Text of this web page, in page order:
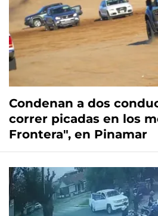
Condenan a dos
correr picadas en los
Frontera", en Pinamar